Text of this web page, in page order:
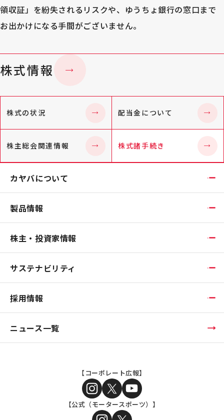
領収証」を紛失されるリスクや、ゆうちょ銀行の窓口まで
お出かけになる手間がございません。
株式情報
株式の状況 配当金について
株主総会関連情報 株式諸手続き
カヤバについて
製品情報
株主・投資家情報
サステナビリティ
採用情報
ニュース一覧
【コーポレート広報】
【公式（モータースポーツ）】